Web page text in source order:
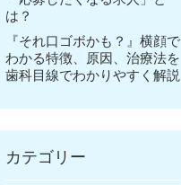
は？
『それ口ゴボかも？』横顔で
わかる特徴、原因、治療法を
歯科目線でわかりやすく解説
カテゴリー